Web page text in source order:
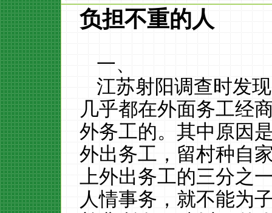
负担不重的人
一、
江苏射阳调查时发
几乎都在外面务工经
外务工的。其中原因
外出务工，留村种自
上外出务工的三分之
人情事务，就不能为